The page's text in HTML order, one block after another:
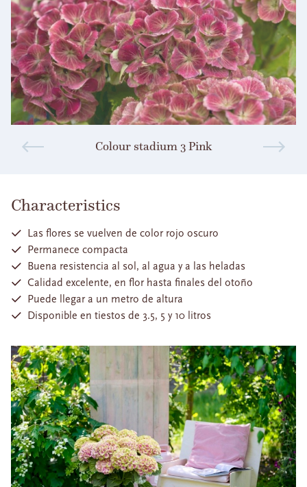
Colour stadium 3 Pink
Characteristics
Las flores se vuelven de color rojo oscuro
Permanece compacta
Buena resistencia al sol, al agua y a las heladas
Calidad excelente, en flor hasta finales del otoño
Puede llegar a un metro de altura
Disponible en tiestos de 3.5, 5 y 10 litros